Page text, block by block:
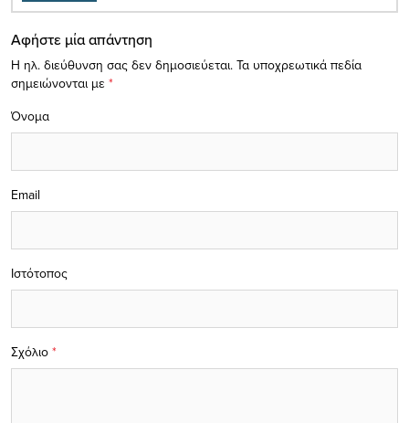
Αφήστε μία απάντηση
Η ηλ. διεύθυνση σας δεν δημοσιεύεται. Τα υποχρεωτικά πεδία
σημειώνονται με *
Σχόλιο *
Όνομα
Email
Ιστότοπος